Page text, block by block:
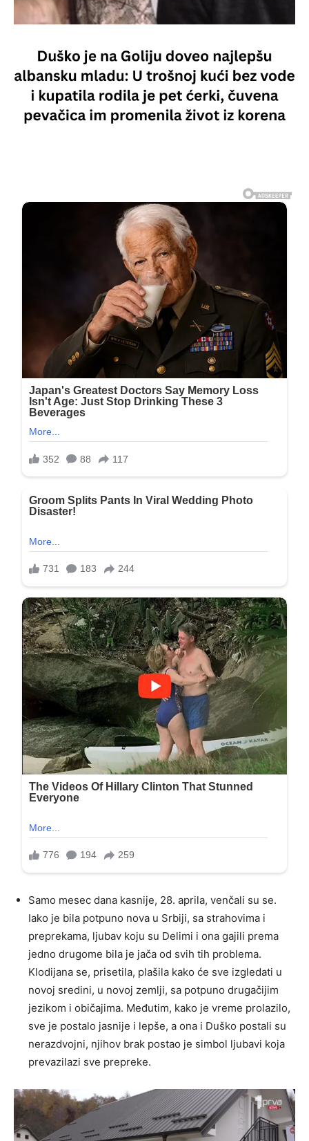
Samo mesec dana kasnije, 28. aprila, venčali su se.
Iako je bila potpuno nova u Srbiji, sa strahovima i
preprekama, ljubav koju su Delimi i ona gajili prema
jedno drugome bila je jača od svih tih problema.
Klodijana se, prisetila, plašila kako će sve izgledati u
novoj sredini, u novoj zemlji, sa potpuno drugačijim
jezikom i običajima. Međutim, kako je vreme prolazilo,
sve je postalo jasnije i lepše, a ona i Duško postali su
nerazdvojni, njihov brak postao je simbol ljubavi koja
prevazilazi sve prepreke.